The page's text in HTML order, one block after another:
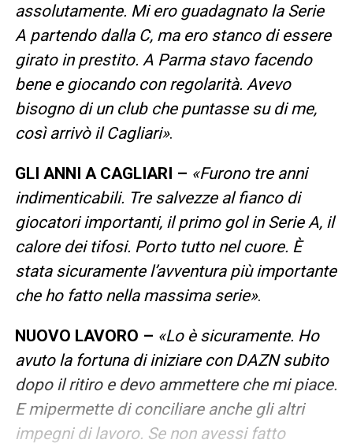
assolutamente. Mi ero guadagnato la Serie
A partendo dalla C, ma ero stanco di essere
girato in prestito. A Parma stavo facendo
bene e giocando con regolarità. Avevo
bisogno di un club che puntasse su di me,
così arrivò il Cagliari».
GLI ANNI A CAGLIARI – «Furono tre anni
indimenticabili. Tre salvezze al fianco di
giocatori importanti, il primo gol in Serie A, il
calore dei tifosi. Porto tutto nel cuore. È
stata sicuramente l’avventura più importante
che ho fatto nella massima serie».
NUOVO LAVORO – «Lo è sicuramente. Ho
avuto la fortuna di iniziare con DAZN subito
dopo il ritiro e devo ammettere che mi piace.
E mipermette di conciliare anche gli altri
impegni di lavoro. Se non avessi fatto